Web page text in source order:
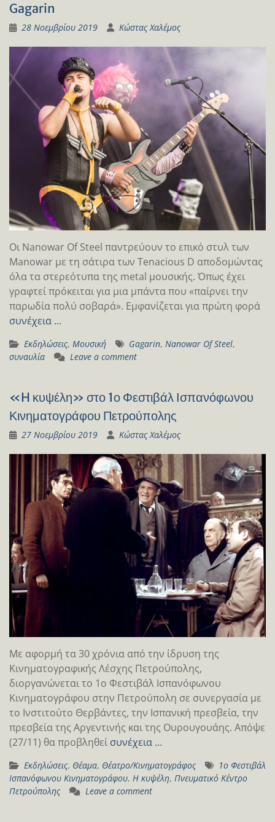
Gagarin
28 Νοεμβρίου 2019 Κώστας Χαλέμος
Οι Nanowar Of Steel παντρεύουν το επικό στυλ των
Manowar με τη σάτιρα των Tenacious D αποδομώντας
όλα τα στερεότυπα της metal μουσικής. Όπως έχει
γραφτεί πρόκειται για μια μπάντα που «παίρνει την
παρωδία πολύ σοβαρά». Εμφανίζεται για πρώτη φορά
συνέχεια …
Εκδηλώσεις, Μουσική Gagarin, Nanowar Of Steel,
συναυλία
Leave a comment
«H κυψέλη» στο 1ο Φεστιβάλ Ισπανόφωνου
Κινηματογράφου Πετρούπολης
27 Νοεμβρίου 2019 Κώστας Χαλέμος
Με αφορμή τα 30 χρόνια από την ίδρυση της
Κινηματογραφικής Λέσχης Πετρούπολης,
διοργανώνεται το 1ο Φεστιβάλ Ισπανόφωνου
Κινηματογράφου στην Πετρούπολη σε συνεργασία με
το Ινστιτούτο Θερβάντες, την Ισπανική πρεσβεία, την
πρεσβεία της Αργεντινής και της Ουρουγουάης. Απόψε
(27/11) θα προβληθεί συνέχεια …
Εκδηλώσεις, Θέαμα, Θέατρο/Κινηματογράφος
1ο Φεστιβάλ
Ισπανόφωνου Κινηματογράφου, H κυψέλη, Πνευματικό Κέντρο
Πετρούπολης
Leave a comment